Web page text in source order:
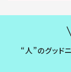
“人”のグッド